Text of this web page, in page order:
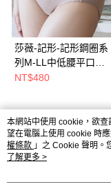
莎薇-記形-記形鋼圈系
列M-LL中低腰平口內
褲(紅藕色)-AS2654L8
NT$480
熱門標籤
本網站中使用 cookie，欲
望在電腦上使用 cookie 時
權條款 」之 Cookie 聲明。
用條款之 Cookie 聲明使用
了解更多 >